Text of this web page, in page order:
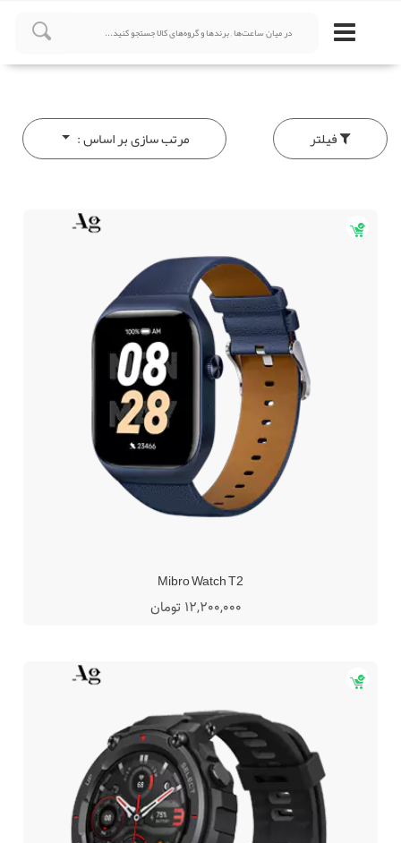
فیلتر مرتب سازی بر اساس :
Mibro Watch T2
12,200,000 تومان